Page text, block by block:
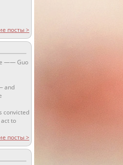
посты >
—— Guo
and
convicted
to
посты >